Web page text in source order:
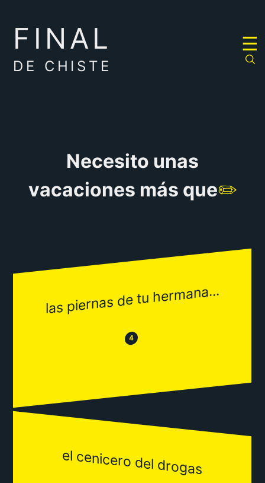
FINAL
DE CHISTE
☰
Necesito unas
vacaciones más que✏️
las piernas de tu hermana...
😒 4 😂
el cenicero del drogas